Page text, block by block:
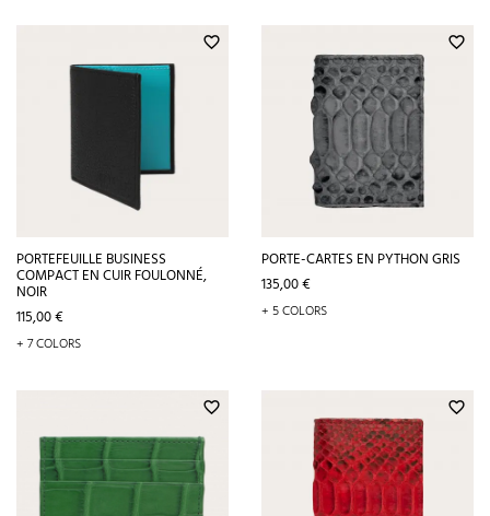
favorite_border
PORTEFEUILLE BUSINESS
COMPACT EN CUIR FOULONNÉ,
NOIR
Prix
115,00 €
+ 7 COLORS
favorite_border
PORTE-CARTES EN PYTHON GRIS
Prix
135,00 €
+ 5 COLORS
favorite_border favorite_border